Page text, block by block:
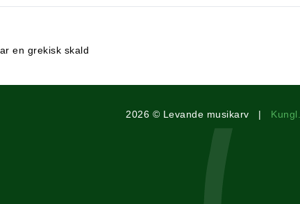
en grekisk skald
2026 © Levande musikarv |